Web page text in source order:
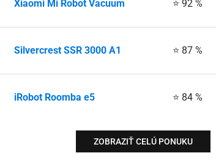
Xiaomi Mi Robot Vacuum ⭐ 92 %
Silvercrest SSR 3000 A1 ⭐ 87 %
iRobot Roomba e5 ⭐ 84 %
ZOBRAZIŤ CELÚ PONUKU